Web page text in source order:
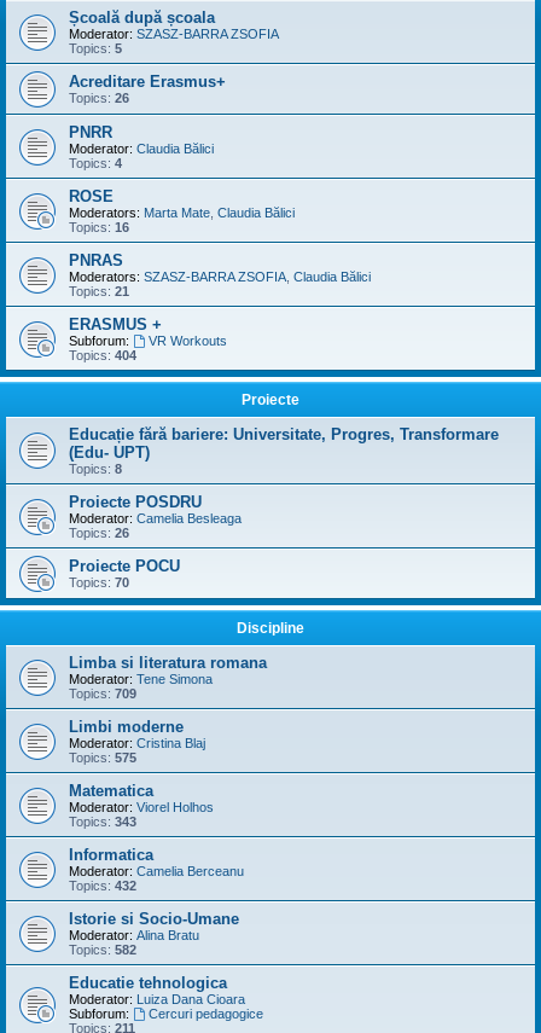
Școală după școala
Moderator: SZASZ-BARRA ZSOFIA
Topics: 5
Acreditare Erasmus+
Topics: 26
PNRR
Moderator: Claudia Bălici
Topics: 4
ROSE
Moderators: Marta Mate Claudia Bălici
Topics: 16
PNRAS
Moderators: SZASZ-BARRA ZSOFIA Claudia Bălici
Topics: 21
ERASMUS +
Subforum:
VR Workouts
Topics: 404
Proiecte
Educație fără bariere: Universitate, Progres, Transformare
(Edu- UPT)
Topics: 8
Proiecte POSDRU
Moderator: Camelia Besleaga
Topics: 26
Proiecte POCU
Topics: 70
Discipline
Limba si literatura romana
Moderator: Tene Simona
Topics: 709
Limbi moderne
Moderator: Cristina Blaj
Topics: 575
Matematica
Moderator: Viorel Holhos
Topics: 343
Informatica
Moderator: Camelia Berceanu
Topics: 432
Istorie si Socio-Umane
Moderator: Alina Bratu
Topics: 582
Educatie tehnologica
Moderator: Luiza Dana Cioara
Subforum:
Cercuri pedagogice
Topics: 211